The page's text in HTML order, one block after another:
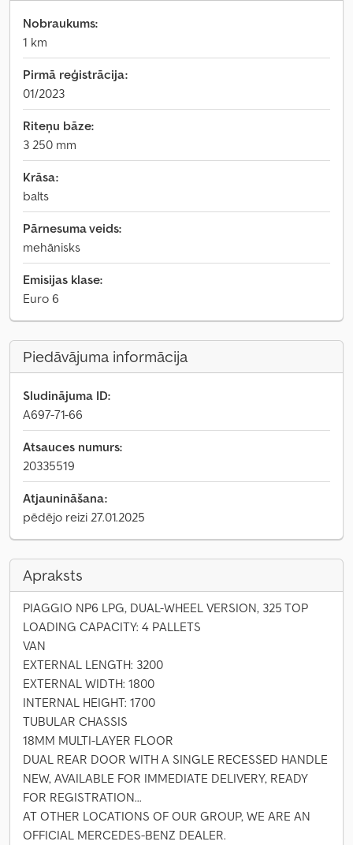
Nobraukums:
1 km
Pirmā reģistrācija:
01/2023
Riteņu bāze:
3 250 mm
Krāsa:
balts
Pārnesuma veids:
mehānisks
Emisijas klase:
Euro 6
Piedāvājuma informācija
Sludinājuma ID:
A697-71-66
Atsauces numurs:
20335519
Atjaunināšana:
pēdējo reizi 27.01.2025
Apraksts
PIAGGIO NP6 LPG, DUAL-WHEEL VERSION, 325 TOP
LOADING CAPACITY: 4 PALLETS
VAN
EXTERNAL LENGTH: 3200
EXTERNAL WIDTH: 1800
INTERNAL HEIGHT: 1700
TUBULAR CHASSIS
18MM MULTI-LAYER FLOOR
DUAL REAR DOOR WITH A SINGLE RECESSED HANDLE
NEW, AVAILABLE FOR IMMEDIATE DELIVERY, READY
FOR REGISTRATION...
AT OTHER LOCATIONS OF OUR GROUP, WE ARE AN
OFFICIAL MERCEDES-BENZ DEALER.